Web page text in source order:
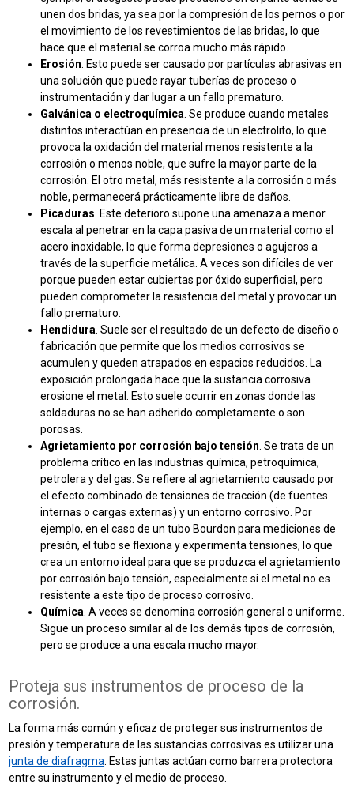
unen dos bridas, ya sea por la compresión de los pernos o por
el movimiento de los revestimientos de las bridas, lo que
hace que el material se corroa mucho más rápido.
Erosión . Esto puede ser causado por partículas abrasivas en
una solución que puede rayar tuberías de proceso o
instrumentación y dar lugar a un fallo prematuro.
Galvánica o electroquímica . Se produce cuando metales
distintos interactúan en presencia de un electrolito, lo que
provoca la oxidación del material menos resistente a la
corrosión o menos noble, que sufre la mayor parte de la
corrosión. El otro metal, más resistente a la corrosión o más
noble, permanecerá prácticamente libre de daños.
Picaduras Este deterioro supone una amenaza a menor
escala al penetrar en la capa pasiva de un material como el
acero inoxidable, lo que forma depresiones o agujeros a
través de la superficie metálica. A veces son difíciles de ver
porque pueden estar cubiertas por óxido superficial, pero
pueden comprometer la resistencia del metal y provocar un
fallo prematuro.
Hendidura . Suele ser el resultado de un defecto de diseño o
fabricación que permite que los medios corrosivos se
acumulen y queden atrapados en espacios reducidos. La
exposición prolongada hace que la sustancia corrosiva
erosione el metal.
Esto suele ocurrir en zonas donde las
soldaduras no se han adherido completamente o son
porosas.
Agrietamiento por corrosión bajo tensión . Se trata de un
problema crítico en las industrias química, petroquímica,
petrolera y del gas. Se refiere al agrietamiento causado por
el efecto combinado de tensiones de tracción (de fuentes
internas o cargas externas) y un entorno corrosivo. Por
ejemplo, en el caso de un tubo Bourdon para mediciones de
presión, el tubo se flexiona y experimenta tensiones, lo que
crea un entorno ideal para que se produzca el agrietamiento
por corrosión bajo tensión, especialmente si el metal no es
resistente a este tipo de proceso corrosivo.
Química . A veces se denomina corrosión general o uniforme.
Sigue un proceso similar al de los demás tipos de corrosión,
pero se produce a una escala mucho mayor.
Proteja sus instrumentos de proceso de la
corrosión.
La forma más común y eficaz de proteger sus instrumentos de
presión y temperatura de las sustancias corrosivas es utilizar una
junta de diafragma . Estas juntas actúan como barrera protectora
entre su instrumento y el medio de proceso.